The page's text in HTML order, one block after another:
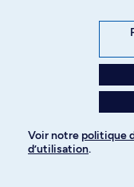
Laissez-
Visiter la
Voir notre politique
d’utilisation.